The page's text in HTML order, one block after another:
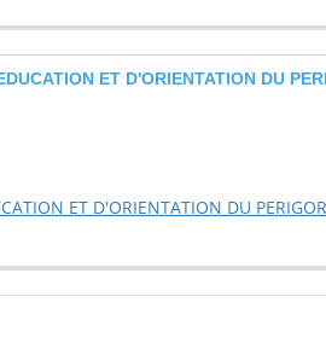
ET D'ORIENTATION DU
ET D'ORIENTATION DU